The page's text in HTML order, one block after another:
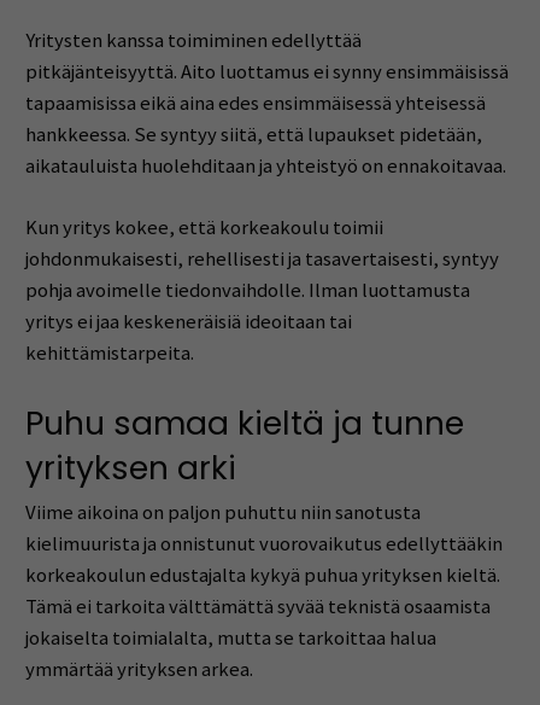
Yritysten kanssa toimiminen edellyttää
pitkäjänteisyyttä. Aito luottamus ei synny ensimmäisissä
tapaamisissa eikä aina edes ensimmäisessä yhteisessä
hankkeessa. Se syntyy siitä, että lupaukset pidetään,
aikatauluista huolehditaan ja yhteistyö on ennakoitavaa.
Kun yritys kokee, että korkeakoulu toimii
johdonmukaisesti, rehellisesti ja tasavertaisesti, syntyy
pohja avoimelle tiedonvaihdolle. Ilman luottamusta
yritys ei jaa keskeneräisiä ideoitaan tai
kehittämistarpeita.
Puhu samaa kieltä ja tunne
yrityksen arki
Viime aikoina on paljon puhuttu niin sanotusta
kielimuurista ja onnistunut vuorovaikutus edellyttääkin
korkeakoulun edustajalta kykyä puhua yrityksen kieltä.
Tämä ei tarkoita välttämättä syvää teknistä osaamista
jokaiselta toimialalta, mutta se tarkoittaa halua
ymmärtää yrityksen arkea.